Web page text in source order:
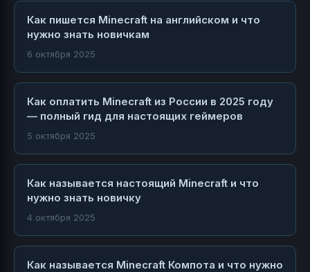
Как пишется Minecraft на английском и что
нужно знать новичкам
6 октября 2025
Как оплатить Minecraft из России в 2025 году
— полный гид для настоящих геймеров
5 октября 2025
Как называется настоящий Minecraft и что
нужно знать новичку
4 октября 2025
Как называется Minecraft Компота и что нужно